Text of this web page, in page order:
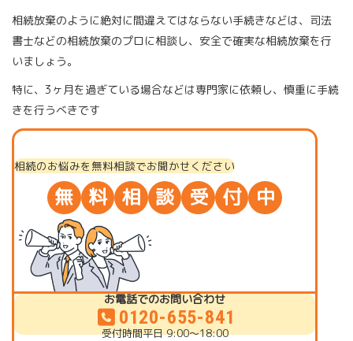
相続放棄のように絶対に間違えてはならない手続きなどは、司法
書士などの相続放棄のプロに相談し、安全で確実な相続放棄を行
いましょう。
特に、3ヶ月を過ぎている場合などは専門家に依頼し、慎重に手続
きを行うべきです
相続のお悩みを無料相談でお聞かせください
無 料 相 談 受 付 中
お電話でのお問い合わせ
0120-655-841
受付時間平日 9:00～18:00